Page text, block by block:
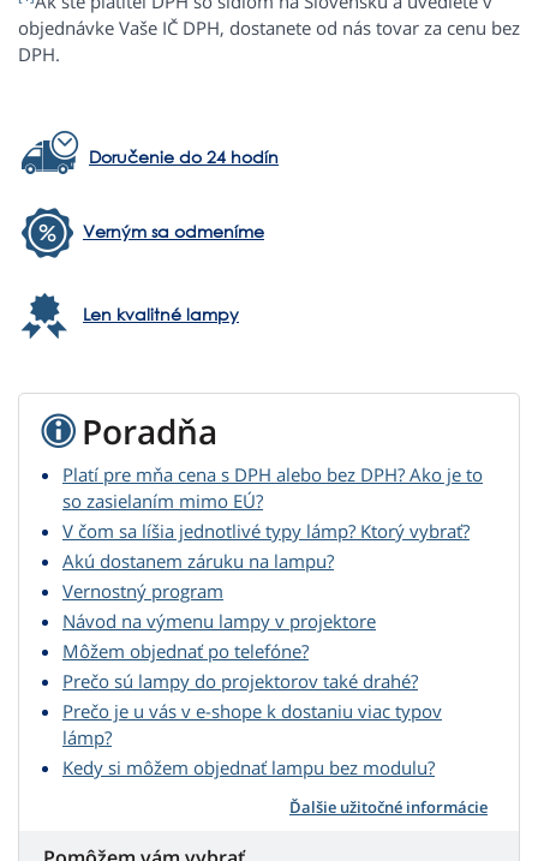
objednávke Vaše IČ DPH, dostanete od nás tovar za cenu bez
DPH.
Doručenie do 24 hodín
Verným sa odmeníme
Len kvalitné lampy
Poradňa
Platí pre mňa cena s DPH alebo bez DPH? Ako je to
so zasielaním mimo EÚ?
V čom sa líšia jednotlivé typy lámp? Ktorý vybrať?
Akú dostanem záruku na lampu?
Vernostný program
Návod na výmenu lampy v projektore
Môžem objednať po telefóne?
Prečo sú lampy do projektorov také drahé?
Prečo je u vás v e-shope k dostaniu viac typov
lámp?
Kedy si môžem objednať lampu bez modulu?
Ďalšie užitočné informácie